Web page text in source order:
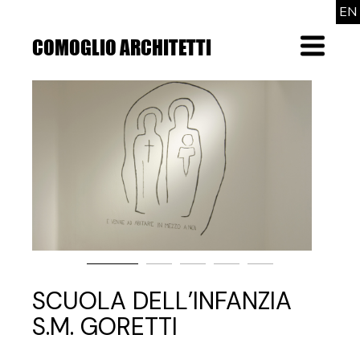
EN
contentCOMOGLIO ARCHITETTI Menu
SCUOLA DELL’INFANZIA
S.M. GORETTI